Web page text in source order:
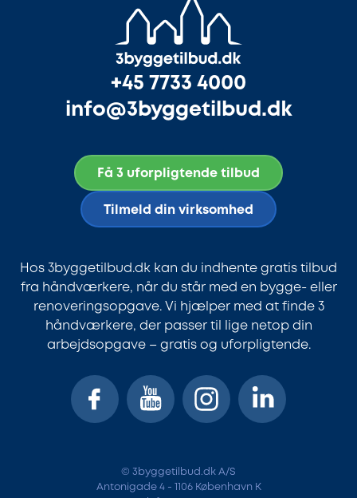
+45 7733 4000
info@3byggetilbud.dk
Få 3 uforpligtende tilbud
Tilmeld din virksomhed
Hos 3byggetilbud.dk kan du indhente gratis tilbud
fra håndværkere, når du står med en bygge- eller
renoveringsopgave. Vi hjælper med at finde 3
håndværkere, der passer til lige netop din
arbejdsopgave – gratis og uforpligtende.
© 3byggetilbud.dk A/S
Antonigade 4 - 1106 København K